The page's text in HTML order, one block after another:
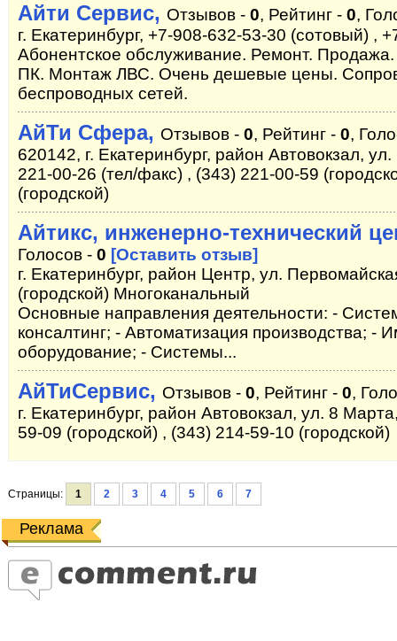
Айти Сервис, Отзывов - 0, Рейтинг - 0,
г. Екатеринбург, +7-908-632-53-30 (сотовый) ,
Абонентское обслуживание. Ремонт.
ПК. Монтаж ЛВС. Очень дешевые цены.
беспроводных сетей.
АйТи Сфера, Отзывов - 0, Рейтинг - 0,
620142, г. Екатеринбург, район Автовокзал,
221-00-26 (тел/факс) , (343) 221-00-59
(городской)
Айтикс, инженерно-технический
Голосов - 0 [Оставить отзыв]
г. Екатеринбург, район Центр, ул.
(городской) Многоканальный
Основные направления деятельности: -
консалтинг; - Автоматизация производства;
оборудование; - Системы...
АйТиСервис, Отзывов - 0, Рейтинг - 0,
г. Екатеринбург, район Автовокзал, ул. 8
59-09 (городской) , (343) 214-59-10 (городской)
Страницы: 1 2 3 4 5 6 7
Реклама